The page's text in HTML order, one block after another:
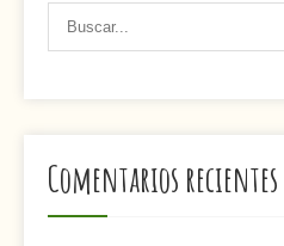
Comentarios recientes